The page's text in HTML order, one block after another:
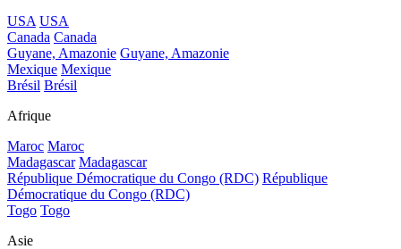
USA USA
Canada Canada
Guyane, Amazonie Guyane, Amazonie
Mexique Mexique
Brésil Brésil
Afrique
Maroc Maroc
Madagascar Madagascar
République Démocratique du Congo (RDC) République
Démocratique du Congo (RDC)
Togo Togo
Asie